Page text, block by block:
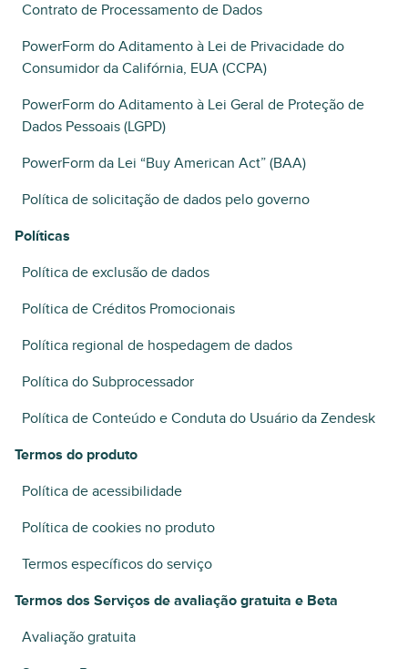
Contrato de Processamento de Dados
PowerForm do Aditamento à Lei de Privacidade do
Consumidor da Califórnia, EUA (CCPA)
PowerForm do Aditamento à Lei Geral de Proteção de
Dados Pessoais (LGPD)
PowerForm da Lei “Buy American Act” (BAA)
Política de solicitação de dados pelo governo
Políticas
Política de exclusão de dados
Política de Créditos Promocionais
Política regional de hospedagem de dados
Política do Subprocessador
Política de Conteúdo e Conduta do Usuário da Zendesk
Termos do produto
Política de acessibilidade
Política de cookies no produto
Termos específicos do serviço
Termos dos Serviços de avaliação gratuita e Beta
Avaliação gratuita